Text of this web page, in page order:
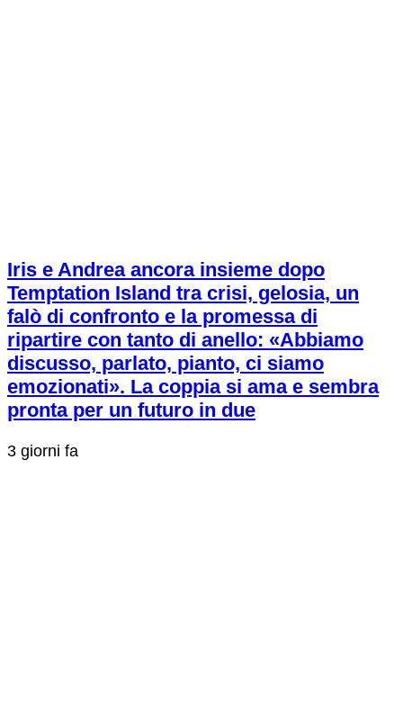
Iris e Andrea ancora insieme dopo
Temptation Island tra crisi, gelosia, un
falò di confronto e la promessa di
ripartire con tanto di anello: «Abbiamo
discusso, parlato, pianto, ci siamo
emozionati». La coppia si ama e sembra
pronta per un futuro in due
3 giorni fa